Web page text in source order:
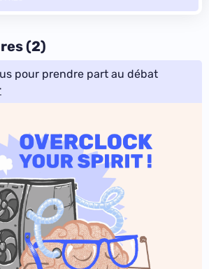
(2)
pour prendre part au débat